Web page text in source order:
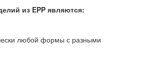
из EPP являются:
любой формы с разными